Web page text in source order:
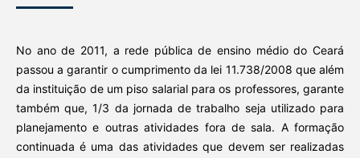
No ano de 2011, a rede pública de ensino médio do Ceará
passou a garantir o cumprimento da lei 11.738/2008 que além
da instituição de um piso salarial para os professores, garante
também que, 1/3 da jornada de trabalho seja utilizado para
planejamento e outras atividades fora de sala. A formação
continuada é uma das atividades que devem ser realizadas